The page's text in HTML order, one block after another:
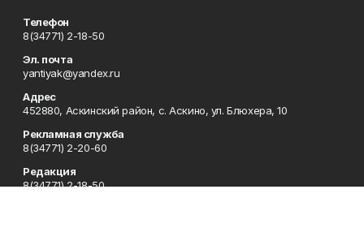
Телефон
8(34771) 2-18-50
Эл. почта
yantiyak@yandex.ru
Адрес
452880, Аскинский район, с. Аскино, ул. Блюхера, 10
Рекламная служба
8(34771) 2-20-60
Редакция
8(34771) 2-18-50